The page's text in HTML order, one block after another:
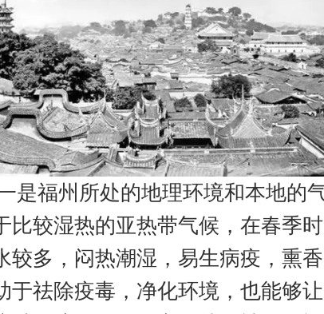
是福州所处的地理环境和本地的
比较湿热的亚热带气候，在春季时
较多，闷热潮湿，易生病疫，熏香
于祛除疫毒，净化环境，也能够让